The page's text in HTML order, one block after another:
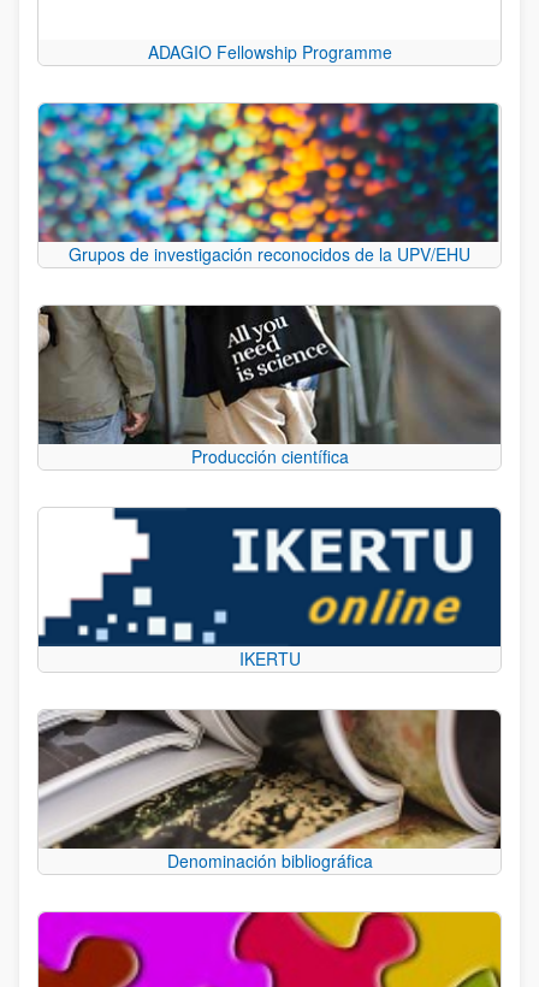
ADAGIO Fellowship Programme
Grupos de investigación reconocidos de la UPV/EHU
Producción científica
IKERTU
Denominación bibliográfica